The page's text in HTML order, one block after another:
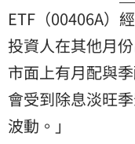
ETF（00406A）
投資人在其他月
市面上有月配與
會受到除息淡旺
波動。」